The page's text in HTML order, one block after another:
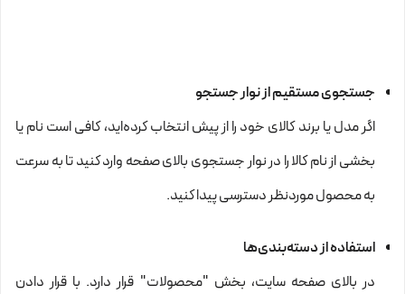
جستجوی مستقیم از نوار جستجو
اگر مدل یا برند کالای خود را از پیش انتخاب کرده‌اید، کافی است نام یا
بخشی از نام کالا را در نوار جستجوی بالای صفحه وارد کنید تا به سرعت
به محصول موردنظر دسترسی پیدا کنید.
استفاده از دسته‌بندی‌ها
در بالای صفحه سایت، بخش "محصولات" قرار دارد. با قرار دادن